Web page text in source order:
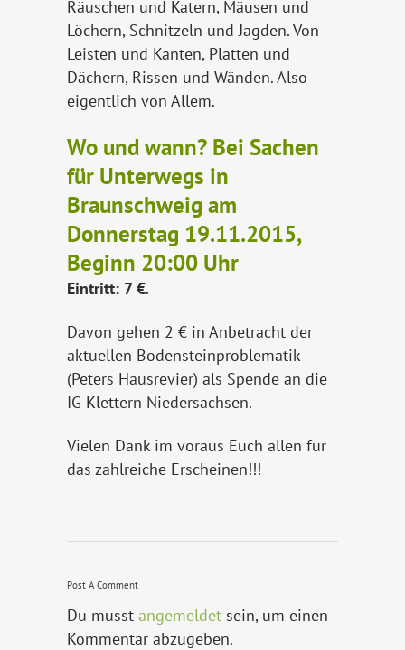
Räuschen und Katern, Mäusen und
Löchern, Schnitzeln und Jagden. Von
Leisten und Kanten, Platten und
Dächern, Rissen und Wänden. Also
eigentlich von Allem.
Wo und wann? Bei Sachen
für Unterwegs in
Braunschweig am
Donnerstag 19.11.2015,
Beginn 20:00 Uhr
Eintritt: 7 €.
Davon gehen 2 € in Anbetracht der
aktuellen Bodensteinproblematik
(Peters Hausrevier) als Spende an die
IG Klettern Niedersachsen.
Vielen Dank im voraus Euch allen für
das zahlreiche Erscheinen!!!
Post A Comment
Du musst angemeldet sein, um einen
Kommentar abzugeben.